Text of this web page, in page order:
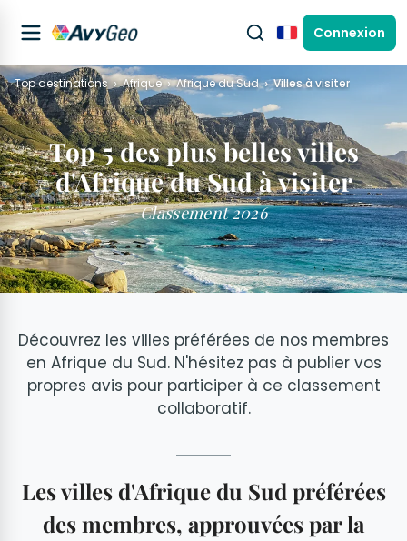
FrançaisConnexion
Top destinations Afrique Afrique du Sud Villes à visiter
Top 5 des plus belles villes
d'Afrique du Sud à visiter
Classement 2026
Découvrez les villes préférées de nos membres
en Afrique du Sud. N'hésitez pas à publier vos
propres avis pour participer à ce classement
collaboratif.
Les villes d'Afrique du Sud préférées
des membres, approuvées par la